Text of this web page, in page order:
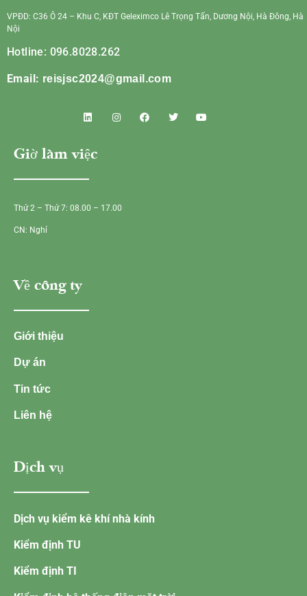
VPĐD: C36 Ô 24 – Khu C, KĐT Geleximco Lê Trọng Tấn, Dương Nội, Hà Đông, Hà
Nội
Hotline: 096.8028.262
Email: reisjsc2024@gmail.com
Giờ làm việc
Thứ 2 – Thứ 7: 08.00 – 17.00
CN: Nghỉ
Về công ty
Giới thiệu
Dự án
Tin tức
Liên hệ
Dịch vụ
Dịch vụ kiểm kê khí nhà kính
Kiểm định TU
Kiểm định TI